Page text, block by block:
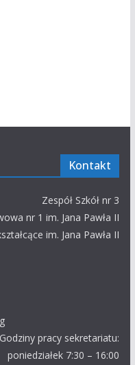
Kontakt
Zespół Szkół nr 3
nr 1 im. Jana Pawła II
im. Jana Pawła II
Godziny pracy sekretariatu:
poniedziałek 7:30 – 16:00